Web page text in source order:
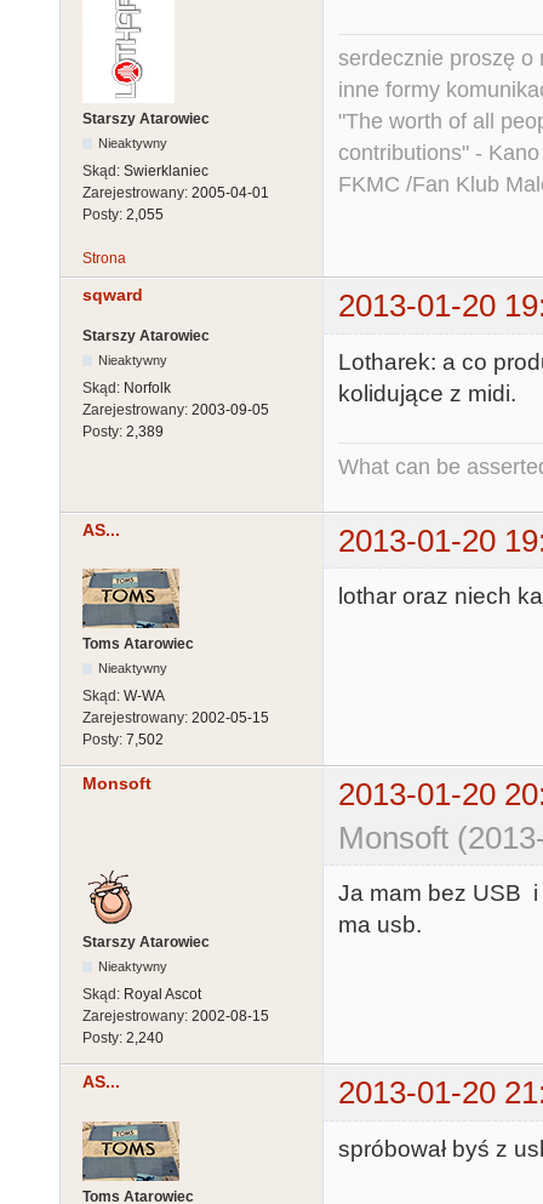
Starszy Atarowiec
Nieaktywny
Skąd: Swierklaniec
Zarejestrowany: 2005-04-01
Posty: 2,055
serdecznie proszę o
inne formy
"The worth of all
contributions" -
FKMC /Fan Klub
Strona
sqward 2013-01-20
Starszy Atarowiec
Nieaktywny
Skąd: Norfolk
Zarejestrowany: 2003-09-05
Posty: 2,389
Lotharek: a co
kolidujące z midi.
What can be
AS... 2013-01-20
Toms Atarowiec
Nieaktywny
Skąd: W-WA
Zarejestrowany: 2002-05-15
Posty: 7,502
lothar oraz niech
Monsoft
2013-01-20
Monsoft
Starszy Atarowiec
Nieaktywny
Skąd: Royal Ascot
Zarejestrowany: 2002-08-15
Posty: 2,240
Ja mam bez USB i
ma usb.
AS... 2013-01-20
Toms Atarowiec
spróbował byś z